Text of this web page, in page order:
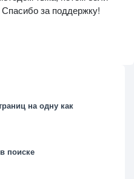
за поддержку!
на одну как
поиске